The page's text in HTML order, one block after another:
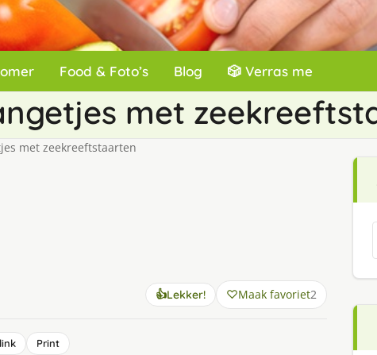
Food & Foto’s Blog 🎲 Verras me
met
met zeekreeftstaarten
👍Lekker! Maak favoriet2
Print